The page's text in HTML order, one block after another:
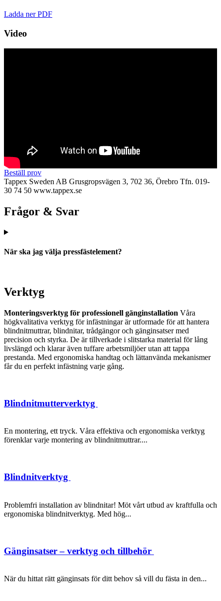
Ladda ner PDF
Video
Beställ prov
Tappex Sweden AB Grusgropsvägen 3, 702 36, Örebro Tfn. 019-
30 74 50 www.tappex.se
Frågor & Svar
När ska jag välja pressfästelement?
Verktyg
Monteringsverktyg för professionell gänginstallation Våra
högkvalitativa verktyg för infästningar är utformade för att hantera
blindnitmuttrar, blindnitar, trådgängor och gänginsatser med
precision och styrka. De är tillverkade i slitstarka material för lång
livslängd och klarar även tuffare arbetsmiljöer utan att tappa
prestanda. Med ergonomiska handtag och lättanvända mekanismer
får du en perfekt infästning varje gång.
Blindnitmutterverktyg
En montering, ett tryck. Våra effektiva och ergonomiska verktyg
förenklar varje montering av blindnitmuttrar....
Blindnitverktyg
Problemfri installation av blindnitar! Möt vårt utbud av kraftfulla och
ergonomiska blindnitverktyg. Med hög...
Gänginsatser – verktyg och tillbehör
När du hittat rätt gänginsats för ditt behov så vill du fästa in den...